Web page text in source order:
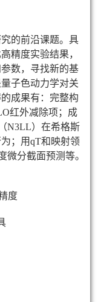
的前沿课题。具
精度实验结果，
数，寻找新的基
子色动力学对关
成果有：完整构
红外减除项；成
N3LL）在希格斯
；用qT和映射领
微分截面预测等。
度